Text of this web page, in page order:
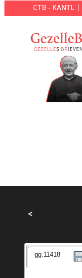
CTB - KANTL
<
gg.11418